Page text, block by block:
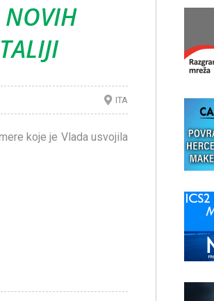
NOVIH
ITA
koje je Vlada usvojila